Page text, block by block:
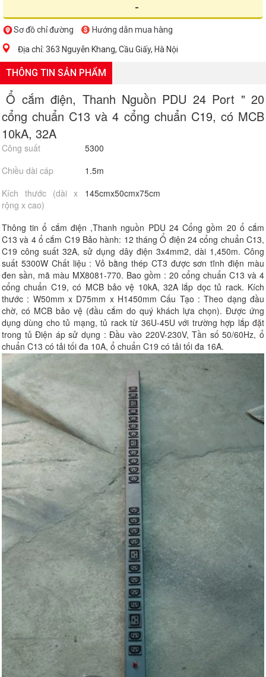
-
Sơ đồ chỉ đường Hướng dẫn mua hàng
Địa chỉ: 363 Nguyễn Khang, Cầu Giấy, Hà Nội
THÔNG TIN SẢN PHẨM
Ổ cắm điện, Thanh Nguồn PDU 24 Port " 20
cổng chuẩn C13 và 4 cổng chuẩn C19, có MCB
10kA, 32A
Công suất
5300
Chiều dài cáp
1.5m
Kích thước (dài x
rộng x cao)
145cmx50cmx75cm
Thông tin ổ cắm điện ,Thanh nguồn PDU 24 Cổng gồm 20 ổ cắm
C13 và 4 ổ cắm C19 Bảo hành: 12 tháng Ổ điện 24 cổng chuẩn C13,
C19 công suất 32A, sử dụng dây điện 3x4mm2, dài 1,450m. Công
suất 5300W Chất liệu : Vỏ bằng thép CT3 được sơn tĩnh điện màu
đen sần, mã màu MX8081-770. Bao gồm : 20 cổng chuẩn C13 và 4
cổng chuẩn C19, có MCB bảo vệ 10kA, 32A lắp dọc tủ rack. Kích
thước : W50mm x D75mm x H1450mm Cấu Tạo : Theo dạng đầu
chờ, có MCB bảo vệ (đầu cắm do quý khách lựa chọn). Được ứng
dụng dùng cho tủ mạng, tủ rack từ 36U-45U với trường hợp lắp đặt
trong tủ Điện áp sử dụng : Đầu vào 220V-230V, Tần số 50/60Hz, ổ
chuẩn C13 có tải tối đa 10A, ổ chuẩn C19 có tải tối đa 16A.